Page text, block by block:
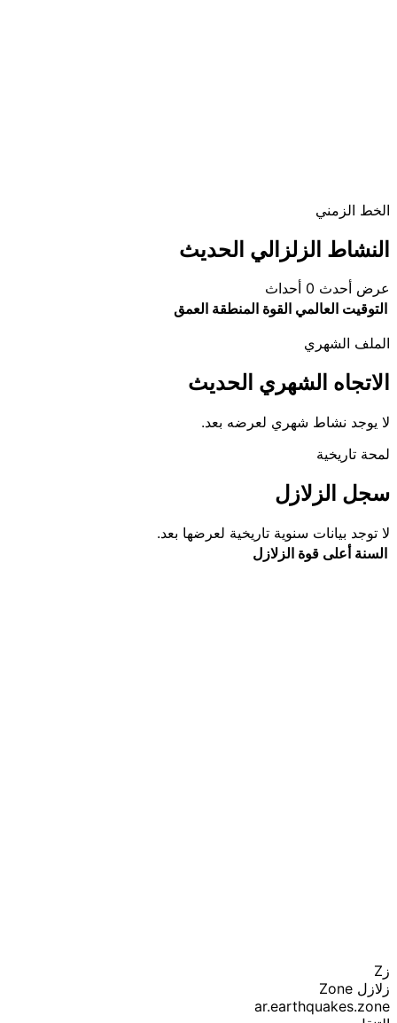
الخط الزمني
النشاط الزلزالي الحديث
عرض أحدث 0 أحداث
التوقيت العالمي القوة المنطقة العمق
الملف الشهري
الاتجاه الشهري الحديث
لا يوجد نشاط شهري لعرضه بعد.
لمحة تاريخية
سجل الزلازل
لا توجد بيانات سنوية تاريخية لعرضها بعد.
السنة أعلى قوة الزلازل
زZ
زلازل Zone
ar.earthquakes.zone